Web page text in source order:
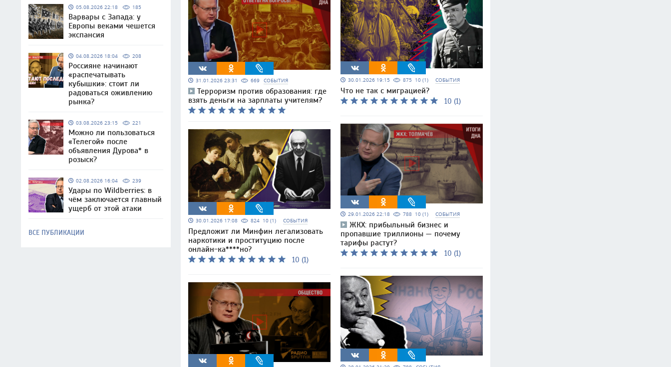
05.08.2026 22:18 185
Варвары с Запада: у
Европы веками чешется
экспансия
04.08.2026 18:04 208
Россияне начинают
«распечатывать
кубышки»: стоит ли
радоваться оживлению
рынка?
03.08.2026 23:15 221
Можно ли пользоваться
«Телегой» после
объявления Дурова* в
розыск?
02.08.2026 16:04 239
Удары по Wildberries: в
чём заключается главный
ущерб от этой атаки
ВСЕ ПУБЛИКАЦИИ
31.01.2026 23:31 669 СОБЫТИЯ
Терроризм против образования: где
взять деньги на зарплаты учителям?
30.01.2026 17:08 824 10 (1) СОБЫТИЯ
Предложит ли Минфин легализовать
наркотики и проституцию после
онлайн-ка****но?
10 (1)
30.01.2026 19:15 875 10 (1) СОБЫТИЯ
Что не так с миграцией?
10 (1)
29.01.2026 22:18 788 10 (1) СОБЫТИЯ
ЖКХ: прибыльный бизнес и
пропавшие триллионы — почему
тарифы растут?
10 (1)